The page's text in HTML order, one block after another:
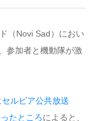
（Novi Sad）におい
参加者と機動隊が激
セルビア公共放送
たところによると、